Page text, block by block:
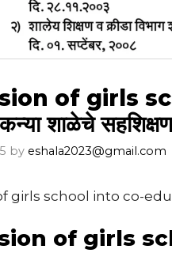
of girls
शाळेचे
by eshala2023@gmail.com
girls school into co-
of girls